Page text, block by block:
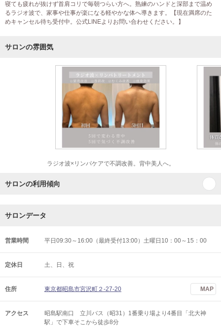
寝ても疲れが抜けず首肩コリで毎朝つらい方へ。熟練のハンドと深部まで温め
るラジオ波で、家事や仕事が楽になる軽やかな体へ導きます。【現在満席のた
めキャンセル待ち受付中。公式LINEよりお問い合わせください。】
サロンの雰囲気
ラジオ波×リンパケアで不調改善。背中美人へ。
サロンの利用傾向
サロンデータ
営業時間 平日09:30～16:00（最終受付13:00）土曜日10：00～15：00
定休日 土、日、祝
住所 東京都昭島市宮沢町２-27-20 MAP
アクセス
昭島駅南口 立川バス（昭31）1番乗り場より4番目「北大神
駅」で下車そこから徒歩8分